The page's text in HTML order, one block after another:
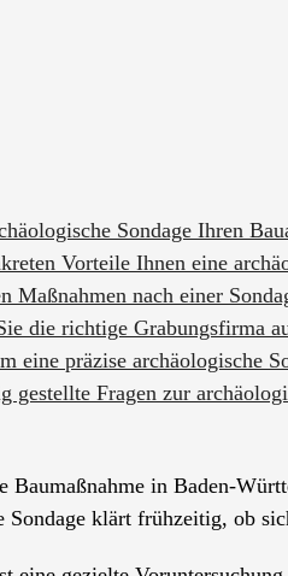
Sondage Ihren
Vorteile Ihnen eine
Maßnahmen nach einer
die richtige Grabungsfirma
eine präzise archäologische
gestellte Fragen zur
Baumaßnahme in Baden-
Sondage klärt frühzeitig, ob